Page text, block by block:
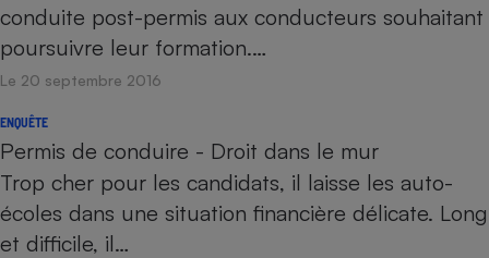
conduite post-permis aux conducteurs souhaitant
poursuivre leur formation.…
Le 20 septembre 2016
ENQUÊTE
Permis de conduire - Droit dans le mur
Trop cher pour les candidats, il laisse les auto-
écoles dans une situation financière délicate. Long
et difficile, il…